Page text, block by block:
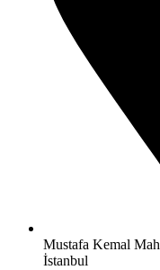
Mustafa Kemal
İstanbul